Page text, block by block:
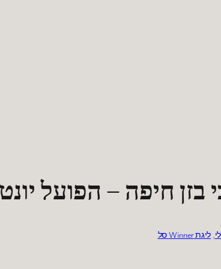
חיפה – הפועל יונט חולון
, ליגת Winner סל